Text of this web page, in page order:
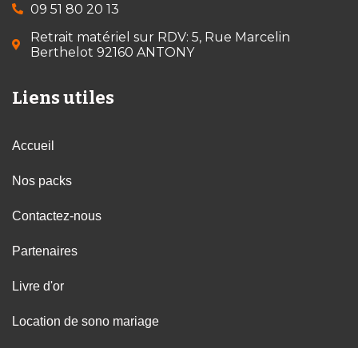
09 51 80 20 13
Retrait matériel sur RDV: 5, Rue Marcelin
Berthelot 92160 ANTONY
Liens utiles
Accueil
Nos packs
Contactez-nous
Partenaires
Livre d'or
Location de sono mariage